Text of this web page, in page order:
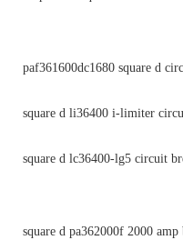
paf361600dc1680 square d
square d li36400 i-limiter
square d lc36400-lg5 circuit
square d pa362000f 2000 amp